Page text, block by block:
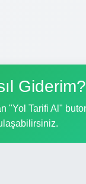
Giderim?
Tarifi Al"